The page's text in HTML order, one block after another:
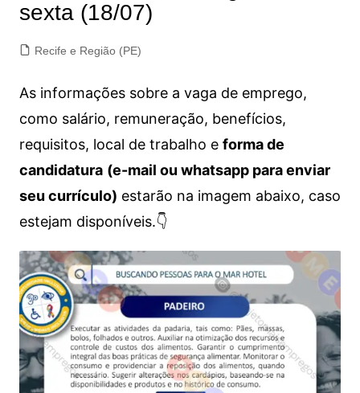
sexta (18/07)
Recife e Região (PE)
As informações sobre a vaga de emprego,
como salário, remuneração, benefícios,
requisitos, local de trabalho e forma de
candidatura (e-mail ou whatsapp para enviar
seu currículo) estarão na imagem abaixo, caso
estejam disponíveis.👇